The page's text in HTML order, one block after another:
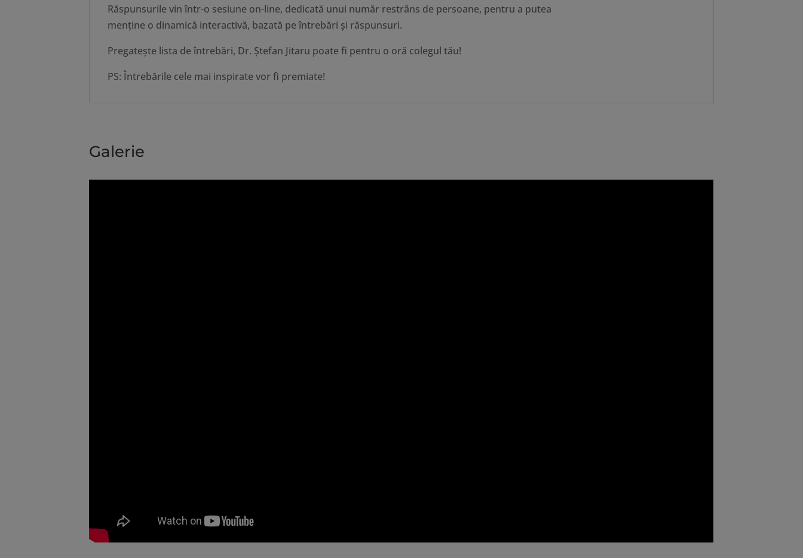
Răspunsurile vin într-o sesiune on-line, dedicată unui număr restrâns de persoane, pentru a putea
menţine o dinamică interactivă, bazată pe întrebări şi răspunsuri.
Pregateşte lista de întrebări, Dr. Ştefan Jitaru poate fi pentru o oră colegul tău!
PS: Întrebările cele mai inspirate vor fi premiate!
Galerie